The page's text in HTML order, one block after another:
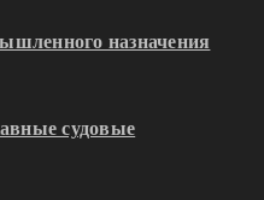
назначения
судовые